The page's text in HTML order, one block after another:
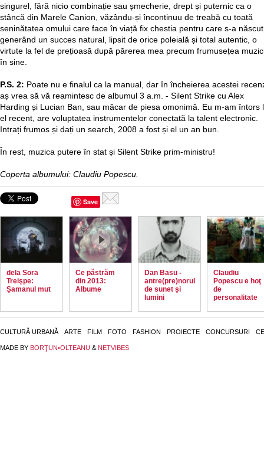
singurel, fără nicio combinație sau șmecherie, drept și puternic ca o
stâncă din Marele Canion, văzându-și încontinuu de treabă cu toată
seninătatea omului care face în viață fix chestia pentru care s-a
generând un succes natural, lipsit de orice poleială și total autentic, o
virtute la fel de prețioasă după părerea mea precum frumusețea
în sine.
P.S. 2: Poate nu e finalul ca la manual, dar în încheierea acestei
aș vrea să vă reamintesc de albumul 3 a.m. - Silent Strike cu Alex
Harding și Lucian Ban, sau măcar de piesa omonimă. Eu m-am întors
el recent, are voluptatea instrumentelor conectată la talent electronic.
Intrați frumos și dați un search, 2008 a fost și el un an bun.
În rest, muzica putere în stat și Silent Strike prim-ministru!
Coperta albumului: Claudiu Popescu.
Save
dela Sora
Treişpe:
Şamanul mut
Ce păstrăm
din 2013:
Albume
Dan Basu -
antre(pre)norul
de sunet şi
lumini
Claudiu
Popescu e hoţ
de
personalitate
CULTURĂ URBANĂ ARTE FILM FOTO FASHION PROIECTE CONCURSURI
MADE BY BORŢUN•OLTEANU & NETVIBES